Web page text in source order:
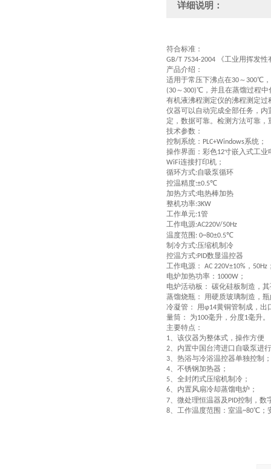
详细说明：
符合标准：
GB/T 7534-2004
《工业用挥发
产品介绍：
适用于常压下沸点在30～300℃，
(30～300)℃，并且在蒸馏过程中
有机液沸程测定仪的沸程测定
仪器可以自动完成全部任务，
定，数据可靠。检测方法可靠
技术参数：
控制系统： PLC+Windows系统；
操作界面：彩色12寸嵌入式工业
WiFi连接打印机；
循环方式:自吸泵循环
控温精度:±0.5℃
加热方式:电热棒加热
整机功率:3KW
工作单元:1管
工作电源:AC220V/50Hz
温度范围 : 0~80±0.5℃
制冷方式:压缩机制冷
控温方式:PID数显温控器
工作电源：
AC 220V±10% ， 50Hz
电炉加热功率： 1000W ；
电炉活动板： 碳化硅板制造，
蒸馏烧瓶：
用硬质玻璃制造，
冷凝管：
用φ14黄铜管制成，出
量筒：
为100毫升，分度1毫升。
主要特点：
1、该仪器为整体式，操作方便
2、内置中国台湾进口自吸泵进
3、热浴与冷浴温控器单独控制；
4、不锈钢加热器；
5、全封闭式压缩机制冷；
6、内置风扇冷却蒸馏电炉；
7、微处理恒温器及 PID控制，数
8、工作温度范围：室温~80℃；